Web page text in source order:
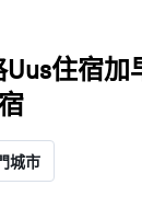
住宿加
城市